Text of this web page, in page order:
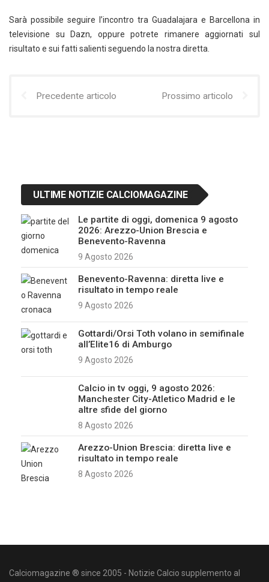
Sarà possibile seguire l’incontro tra Guadalajara e Barcellona in
televisione su Dazn, oppure potrete rimanere aggiornati sul
risultato e sui fatti salienti seguendo la nostra diretta.
Precedente articolo Prossimo articolo
ULTIME NOTIZIE CALCIOMAGAZINE
Le partite di oggi, domenica 9 agosto
2026: Arezzo-Union Brescia e
Benevento-Ravenna
9 Agosto 2026
Benevento-Ravenna: diretta live e
risultato in tempo reale
9 Agosto 2026
Gottardi/Orsi Toth volano in semifinale
all’Elite16 di Amburgo
9 Agosto 2026
Calcio in tv oggi, 9 agosto 2026:
Manchester City-Atletico Madrid e le
altre sfide del giorno
8 Agosto 2026
Arezzo-Union Brescia: diretta live e
risultato in tempo reale
8 Agosto 2026
Calciomagazine ® since 2005 - Notizie Calcio supplemento al